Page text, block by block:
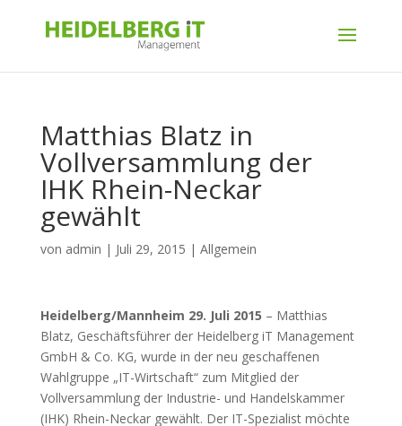
Matthias Blatz in
Vollversammlung der
IHK Rhein-Neckar
gewählt
von admin | Juli 29, 2015 | Allgemein
Heidelberg/Mannheim 29. Juli 2015 – Matthias
Blatz, Geschäftsführer der Heidelberg iT Management
GmbH & Co. KG, wurde in der neu geschaffenen
Wahlgruppe „IT-Wirtschaft“ zum Mitglied der
Vollversammlung der Industrie- und Handelskammer
(IHK) Rhein-Neckar gewählt. Der IT-Spezialist möchte